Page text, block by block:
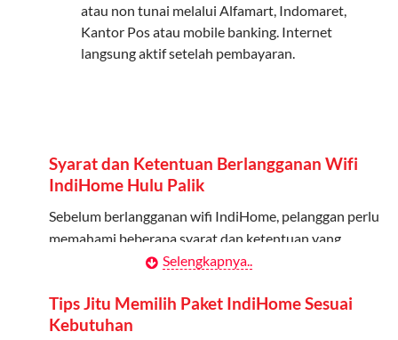
Kuota ini dapat digunakan secara bersama-sama oleh
Admin (pelanggan utama) dan anggota yang terdaftar.
Berlaku Nasional
untuk jaringan 2G, 3G, dan 4G.
Tidak Berlaku untuk Roaming
Kuota ini hanya bisa digunakan di dalam negeri.
atau non tunai melalui Alfamart, Indomaret,
Kantor Pos atau mobile banking. Internet
langsung aktif setelah pembayaran.
Syarat dan Ketentuan Berlangganan Wifi
IndiHome Hulu Palik
Sebelum berlangganan wifi IndiHome, pelanggan perlu
memahami beberapa syarat dan ketentuan yang
Kontrak Berlangganan
Pelanggan harus menandatangani Kontrak
Selengkapnya..
Tips Jitu Memilih Paket IndiHome Sesuai
Kebutuhan